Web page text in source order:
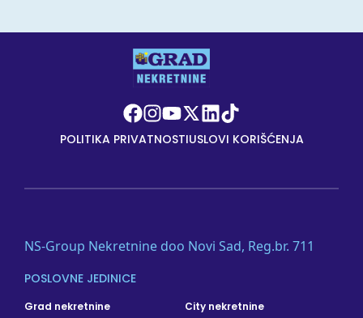
POLITIKA PRIVATNOSTIUSLOVI KORIŠĆENJA
NS-Group Nekretnine doo Novi Sad, Reg.br. 711
POSLOVNE JEDINICE
Grad nekretnine
City nekretnine